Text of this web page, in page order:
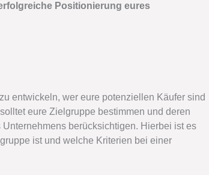
Positionierung eures
entwickeln, wer eure potenziellen Käufer sind
eure Zielgruppe bestimmen und deren
berücksichtigen. Hierbei ist es
ist und welche Kriterien bei einer